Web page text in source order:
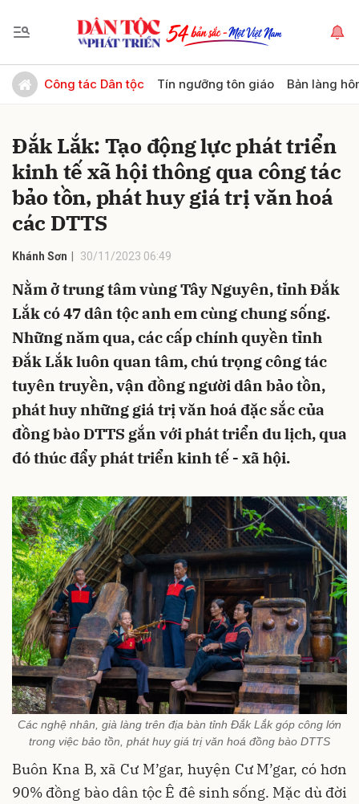
Công tác Dân tộc Tín ngưỡng tôn giáo Bản làng
Đắk Lắk: Tạo động lực phát triển
kinh tế xã hội thông qua công tác
bảo tồn, phát huy giá trị văn hoá
các DTTS
Khánh Sơn 30/11/2023 06:49
Nằm ở trung tâm vùng Tây Nguyên, tỉnh Đắk
Lắk có 47 dân tộc anh em cùng chung sống.
Những năm qua, các cấp chính quyền tỉnh
Đắk Lắk luôn quan tâm, chú trọng công tác
tuyên truyền, vận đồng người dân bảo tồn,
phát huy những giá trị văn hoá đặc sắc của
đồng bào DTTS gắn với phát triển du lịch, qua
đó thúc đẩy phát triển kinh tế - xã hội.
Các nghệ nhân, già làng trên địa bàn tỉnh Đắk Lắk góp công lớn
trong việc bảo tồn, phát huy giá trị văn hoá đồng bào DTTS
Buôn Kna B, xã Cư M’gar, huyện Cư M’gar, có hơn
90% đồng bào dân tộc Ê đê sinh sống. Mặc dù đời
Gửi bình luận